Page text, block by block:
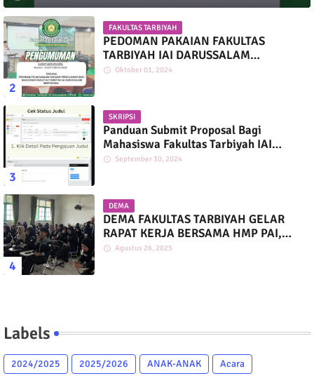
FAKULTAS TARBIYAH
PEDOMAN PAKAIAN FAKULTAS
TARBIYAH IAI DARUSSALAM
MARTAPURA
Oktober 01, 2024
SKRIPSI
Panduan Submit Proposal Bagi
Mahasiswa Fakultas Tarbiyah IAI
Darussalam
September 30, 2024
DEMA
DEMA FAKULTAS TARBIYAH GELAR
RAPAT KERJA BERSAMA HMP PAI,
PGMI, DAN PIAUD
Agustus 26, 2025
Labels
2024/2025 2025/2026 ANAK-ANAK
Acara